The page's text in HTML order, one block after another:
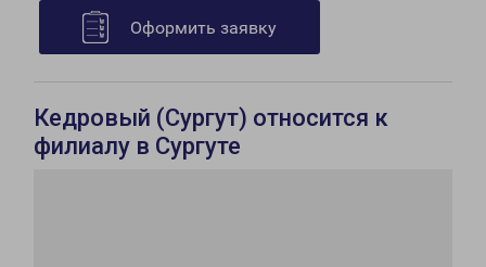
Оформить заявку
Кедровый (Сургут) относится к
филиалу в Сургуте